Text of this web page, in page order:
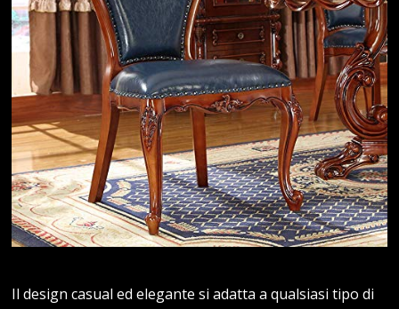
Il design casual ed elegante si adatta a qualsiasi tipo di